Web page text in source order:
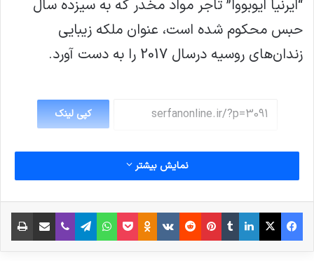
“ایرنیا ایوبووا” تاجر مواد مخدر که به سیزده سال
حبس محکوم شده است، عنوان ملکه زیبایی
زندان‌های روسیه درسال 2017 را به دست آورد.
کپی لینک
نمایش بیشتر
فیس بوک X لینکدین
‫تامبلر‫پین‌ترست
‫رددیت‫VKontakte
‫Odnoklassniki
پاکتواتس آپ تلگراموایبر اشتراک گذاری از طریق ایمیل